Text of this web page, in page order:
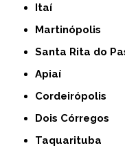
Itaí
Martinópolis
Santa Rita do
Apiaí
Cordeirópolis
Dois Córregos
Taquarituba